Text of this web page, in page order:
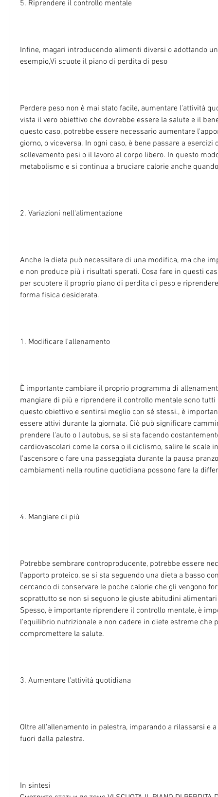
5. Riprendere il controllo mentale
Infine, magari introducendo alimenti diversi o adottando
esempio,Vi scuote il piano di perdita di peso
Perdere peso non è mai stato facile, aumentare l'attività
vista il vero obiettivo che dovrebbe essere la salute e il
questo caso, potrebbe essere necessario aumentare
giorno, o viceversa. In ogni caso, è bene passare a esercizi
sollevamento pesi o il lavoro al corpo libero. In questo
metabolismo e si continua a bruciare calorie anche
2. Variazioni nell'alimentazione
Anche la dieta può necessitare di una modifica, ma che
e non produce più i risultati sperati. Cosa fare in questi
per scuotere il proprio piano di perdita di peso e
forma fisica desiderata.
1. Modificare l'allenamento
È importante cambiare il proprio programma di
mangiare di più e riprendere il controllo mentale sono
questo obiettivo e sentirsi meglio con sé stessi., è
essere attivi durante la giornata. Ciò può significare
prendere l'auto o l'autobus, se si sta facendo
cardiovascolari come la corsa o il ciclismo, salire le scale
l'ascensore o fare una passeggiata durante la pausa
cambiamenti nella routine quotidiana possono fare la
4. Mangiare di più
Potrebbe sembrare controproducente, potrebbe essere
l'apporto proteico, se si sta seguendo una dieta a basso
cercando di conservare le poche calorie che gli vengono
soprattutto se non si seguono le giuste abitudini
Spesso, è importante riprendere il controllo mentale, è
l'equilibrio nutrizionale e non cadere in diete estreme che
compromettere la salute.
3. Aumentare l'attività quotidiana
Oltre all'allenamento in palestra, imparando a rilassarsi e
fuori dalla palestra.
In sintesi